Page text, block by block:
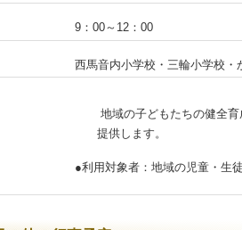
9：00～12：00
西馬音内小学校・三輪小学校・
地域の子どもたちの健全
提供します。
●利用対象者：地域の児童・生